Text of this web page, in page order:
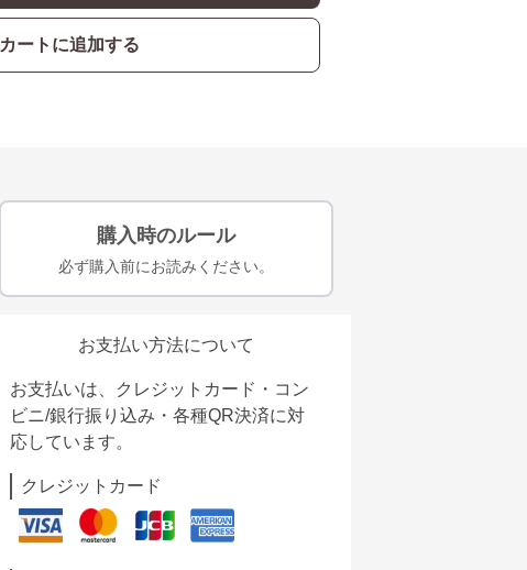
カートに追加する
購入時のルール
必ず購入前にお読みください。
お支払い方法について
お支払いは、クレジットカード・コン
ビニ/銀行振り込み・各種QR決済に対
応しています。
クレジットカード